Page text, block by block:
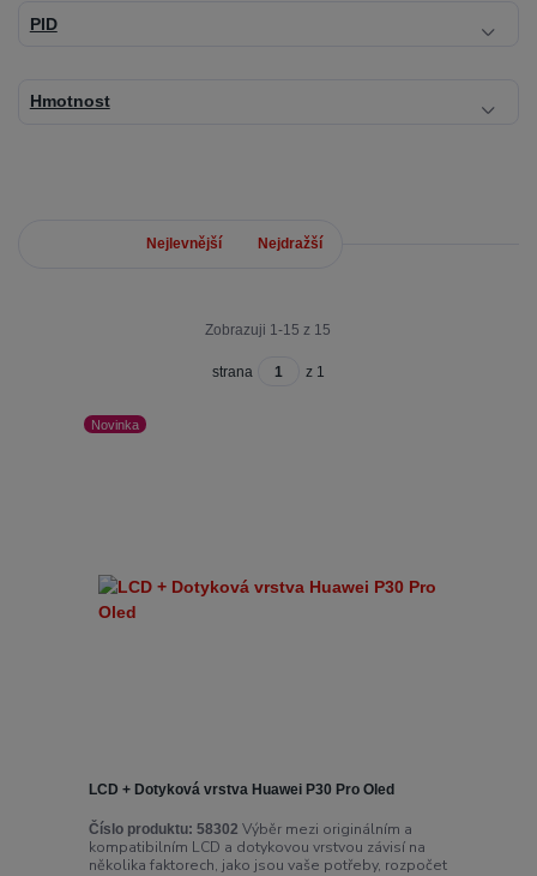
PID
Hmotnost
Nejlevnější Nejdražší
Zobrazuji 1-15 z 15
strana z 1
Novinka
LCD + Dotyková vrstva Huawei P30 Pro Oled
Číslo produktu: 58302 Výběr mezi originálním a
kompatibilním LCD a dotykovou vrstvou závisí na
několika faktorech, jako jsou vaše potřeby, rozpočet